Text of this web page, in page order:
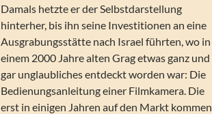
Damals hetzte er der Selbstdarstellung
hinterher, bis ihn seine Investitionen an eine
Ausgrabungsstätte nach Israel führten, wo in
einem 2000 Jahre alten Grag etwas ganz und
gar unglaubliches entdeckt worden war: Die
Bedienungsanleitung einer Filmkamera. Die
erst in einigen Jahren auf den Markt kommen